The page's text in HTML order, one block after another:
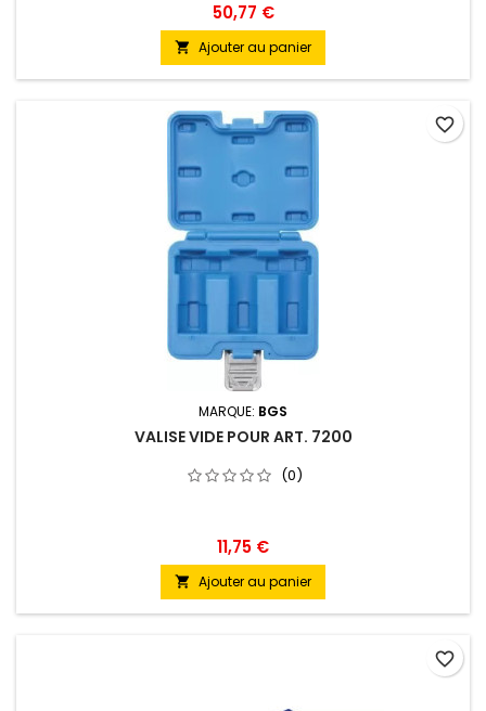
50,77 €
 Ajouter au panier
MARQUE: BGS
VALISE VIDE POUR ART. 7200
(0)
11,75 €
 Ajouter au panier
favorite_border
favorite_border